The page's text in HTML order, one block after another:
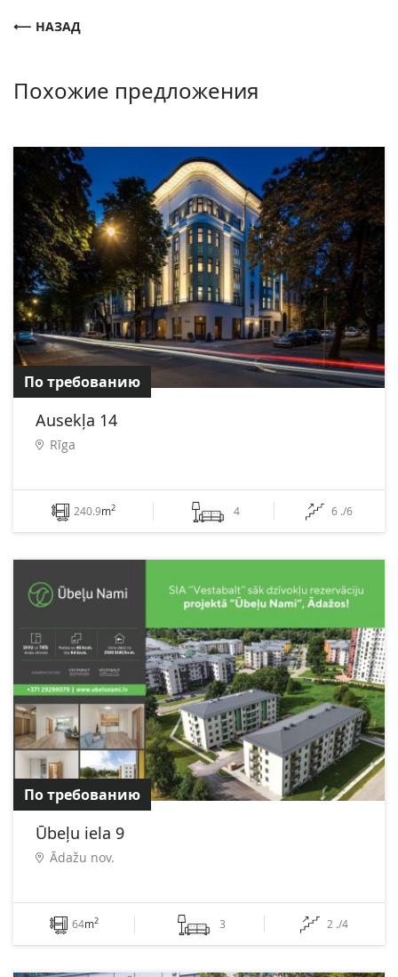
НАЗАД
Похожие предложения
По требованию
Ausekļa 14
Rīga
240.9m2 4 6 ./6
По требованию
Ūbeļu iela 9
Ādažu nov.
64m2 3 2 ./4